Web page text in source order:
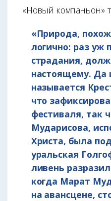
«Новый компаньон»
«Природа,
логично: раз уж
страдания,
настоящему. Да
называется
что
фестиваля, так
Мударисова,
Христа, была
уральская
ливень
когда Марат
на авансцене,